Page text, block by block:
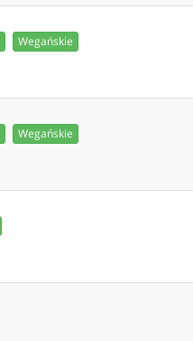
Wegańskie
Wegańskie